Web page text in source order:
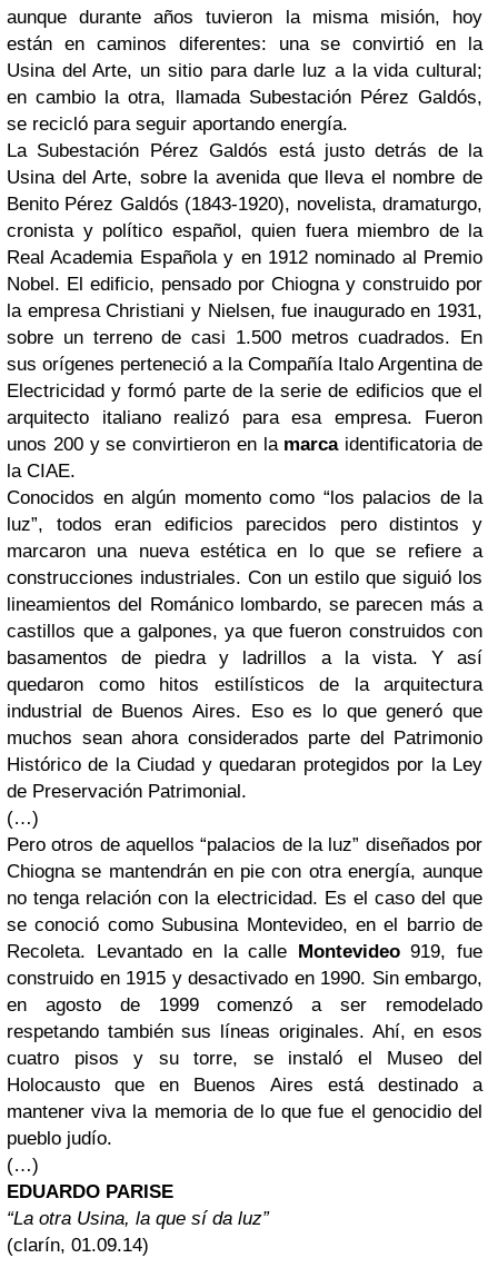
aunque durante años tuvieron la misma misión, hoy
están en caminos diferentes: una se convirtió en la
Usina del Arte, un sitio para darle luz a la vida cultural;
en cambio la otra, llamada Subestación Pérez Galdós,
se recicló para seguir aportando energía.
La Subestación Pérez Galdós está justo detrás de la
Usina del Arte, sobre la avenida que lleva el nombre de
Benito Pérez Galdós (1843-1920), novelista, dramaturgo,
cronista y político español, quien fuera miembro de la
Real Academia Española y en 1912 nominado al Premio
Nobel. El edificio, pensado por Chiogna y construido por
la empresa Christiani y Nielsen, fue inaugurado en 1931,
sobre un terreno de casi 1.500 metros cuadrados. En
sus orígenes perteneció a la Compañía Italo Argentina de
Electricidad y formó parte de la serie de edificios que el
arquitecto italiano realizó para esa empresa. Fueron
unos 200 y se convirtieron en la marcaidentificatoria de
la CIAE.
Conocidos en algún momento como “los palacios de la
luz”, todos eran edificios parecidos pero distintos y
marcaron una nueva estética en lo que se refiere a
construcciones industriales. Con un estilo que siguió los
lineamientos del Románico lombardo, se parecen más a
castillos que a galpones, ya que fueron construidos con
basamentos de piedra y ladrillos a la vista. Y así
quedaron como hitos estilísticos de la arquitectura
industrial de Buenos Aires. Eso es lo que generó que
muchos sean ahora considerados parte del Patrimonio
Histórico de la Ciudad y quedaran protegidos por la Ley
de Preservación Patrimonial.
(…)
Pero otros de aquellos “palacios de la luz” diseñados por
Chiogna se mantendrán en pie con otra energía, aunque
no tenga relación con la electricidad. Es el caso del que
se conoció como Subusina Montevideo, en el barrio de
Recoleta. Levantado en la calle Montevideo919, fue
construido en 1915 y desactivado en 1990. Sin embargo,
en agosto de 1999 comenzó a ser remodelado
respetando también sus líneas originales. Ahí, en esos
cuatro pisos y su torre, se instaló el Museo del
Holocausto que en Buenos Aires está destinado a
mantener viva la memoria de lo que fue el genocidio del
pueblo judío.
(…)
EDUARDO PARISE
“La otra Usina, la que sí da luz”
(clarín, 01.09.14)